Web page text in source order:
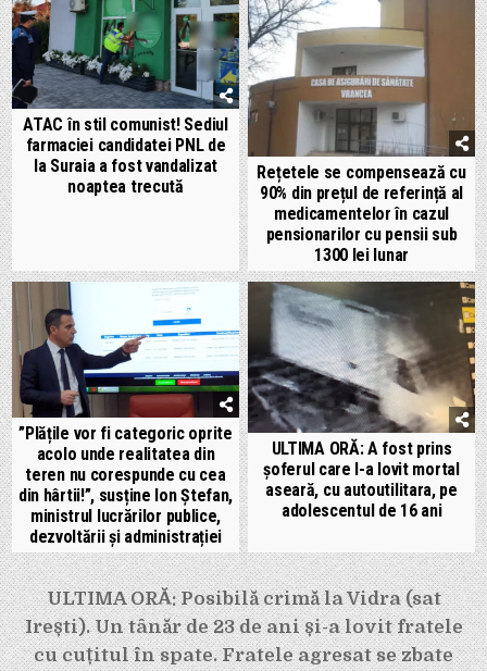
ATAC în stil comunist! Sediul
farmaciei candidatei PNL de
la Suraia a fost vandalizat
noaptea trecută
Rețetele se compensează cu
90% din prețul de referință al
medicamentelor în cazul
pensionarilor cu pensii sub
1300 lei lunar
”Plățile vor fi categoric oprite
acolo unde realitatea din
teren nu corespunde cu cea
din hârtii!”, susține Ion Ștefan,
ministrul lucrărilor publice,
dezvoltării și administrației
ULTIMA ORĂ: A fost prins
șoferul care l-a lovit mortal
aseară, cu autoutilitara, pe
adolescentul de 16 ani
Navigare
în
articole
ULTIMA ORĂ: Posibilă crimă la Vidra (sat
Irești). Un tânăr de 23 de ani și-a lovit fratele
cu cuțitul în spate. Fratele agresat se zbate